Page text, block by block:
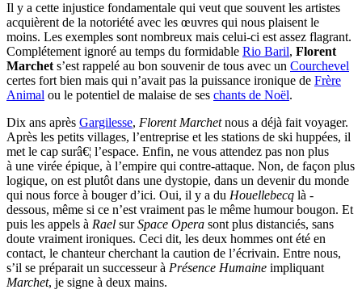
Il y a cette injustice fondamentale qui veut que souvent les artistes
acquièrent de la notoriété avec les œuvres qui nous plaisent le
moins. Les exemples sont nombreux mais celui-ci est assez flagrant.
Complétement ignoré au temps du formidable Rio Baril, Florent
Marchet s’est rappelé au bon souvenir de tous avec un Courchevel
certes fort bien mais qui n’avait pas la puissance ironique de Frère
Animal ou le potentiel de malaise de ses chants de Noël.
Dix ans après Gargilesse, Florent Marchetnous a déjà fait voyager.
Après les petits villages, l’entreprise et les stations de ski huppées, il
met le cap surâ€¦ l’espace. Enfin, ne vous attendez pas non plus
à une virée épique, à l’empire qui contre-attaque. Non, de façon plus
logique, on est plutôt dans une dystopie, dans un devenir du monde
qui nous force à bouger d’ici. Oui, il y a du Houellebecq là -
dessous, même si ce n’est vraiment pas le même humour bougon. Et
puis les appels à Rael surSpace Opera sont plus distanciés, sans
doute vraiment ironiques. Ceci dit, les deux hommes ont été en
contact, le chanteur cherchant la caution de l’écrivain. Entre nous,
s’il se préparait un successeur à Présence Humaine impliquant
Marchet, je signe à deux mains.